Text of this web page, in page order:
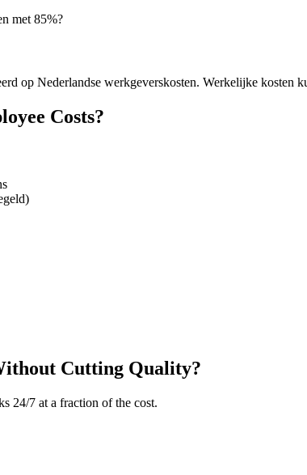
met 85%?
op Nederlandse werkgeverskosten. Werkelijke
Costs?
Cutting Quality?
24/7 at a fraction of the cost.